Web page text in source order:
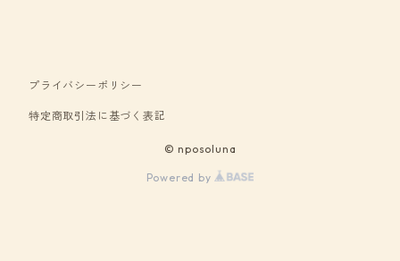
プライバシーポリシー
特定商取引法に基づく表記
© nposoluna
Powered by